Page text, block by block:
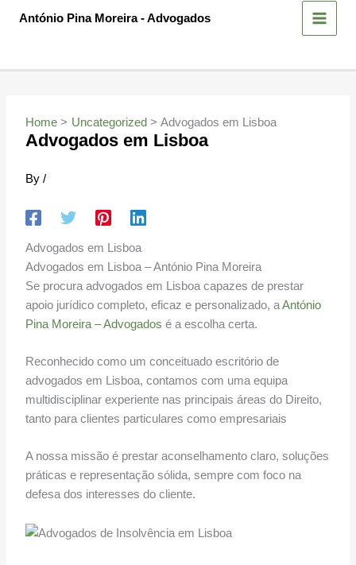
António Pina Moreira - Advogados
Home Uncategorized Advogados em Lisboa
Advogados em Lisboa
By /
Advogados em Lisboa
Advogados em Lisboa – António Pina Moreira
Se procura advogados em Lisboa capazes de prestar
apoio jurídico completo, eficaz e personalizado, aAntónio
Pina Moreira – Advogados é a escolha certa.
Reconhecido como um conceituado escritório de
advogados em Lisboa, contamos com uma equipa
multidisciplinar experiente nas principais áreas do Direito,
tanto para clientes particulares como empresariais
A nossa missão é prestar aconselhamento claro, soluções
práticas e representação sólida, sempre com foco na
defesa dos interesses do cliente.